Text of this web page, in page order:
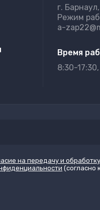
г.
Режим
a-
Время
8:30-
на передачу и
(согласно